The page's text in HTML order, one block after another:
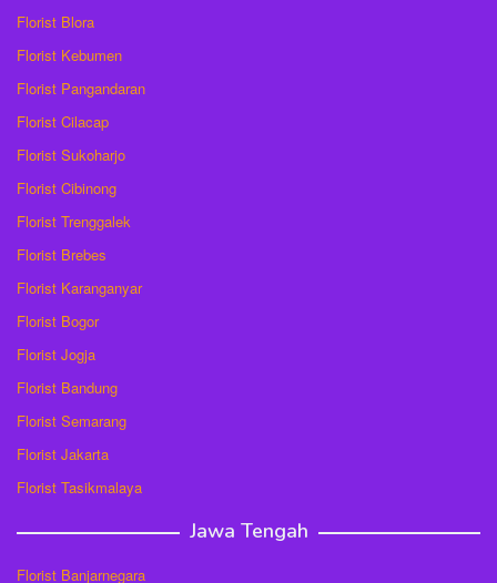
Florist Blora
Florist Kebumen
Florist Pangandaran
Florist Cilacap
Florist Sukoharjo
Florist Cibinong
Florist Trenggalek
Florist Brebes
Florist Karanganyar
Florist Bogor
Florist Jogja
Florist Bandung
Florist Semarang
Florist Jakarta
Florist Tasikmalaya
Jawa Tengah
Florist Banjarnegara